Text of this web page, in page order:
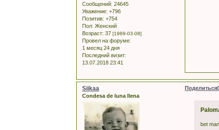
Сообщений: 24645
Уважение: +796
Позитив: +754
Пол: Женский
Возраст: 37 [1989-03-08]
Провел на форуме:
1 месяц 24 дня
Последний визит:
13.07.2018 23:41
Поделиться
Siikaa
Condesa de luna llena
bet